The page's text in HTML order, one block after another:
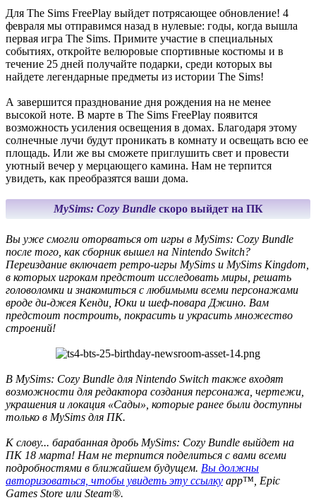
Для The Sims FreePlay выйдет потрясающее обновление! 4
февраля мы отправимся назад в нулевые: годы, когда вышла
первая игра The Sims. Примите участие в специальных
событиях, откройте велюровые спортивные костюмы и в
течение 25 дней получайте подарки, среди которых вы
найдете легендарные предметы из истории The Sims!
А завершится празднование дня рождения на не менее
высокой ноте. В марте в The Sims FreePlay появится
возможность усиления освещения в домах. Благодаря этому
солнечные лучи будут проникать в комнату и освещать всю ее
площадь. Или же вы сможете приглушить свет и провести
уютный вечер у мерцающего камина. Нам не терпится
увидеть, как преобразятся ваши дома.
MySims: Cozy Bundle скоро выйдет на ПК
Вы уже смогли оторваться от игры в MySims: Cozy Bundle
после того, как сборник вышел на Nintendo Switch?
Переиздание включает ретро-игры MySims и MySims Kingdom,
в которых игрокам предстоит исследовать миры, решать
головоломки и знакомиться с любимыми всеми персонажами
вроде ди-джея Кенди, Юки и шеф-повара Джино. Вам
предстоит построить, покрасить и украсить множество
строений!
В MySims: Cozy Bundle для Nintendo Switch также входят
возможности для редактора создания персонажа, чертежи,
украшения и локация «Сады», которые ранее были доступны
только в MySims для ПК.
К слову... барабанная дробь MySims: Cozy Bundle выйдет на
ПК 18 марта! Нам не терпится поделиться с вами всеми
подробностями в ближайшем будущем. Вы должны
авторизоваться, чтобы увидеть эту ссылку app™, Epic
Games Store или Steam®.